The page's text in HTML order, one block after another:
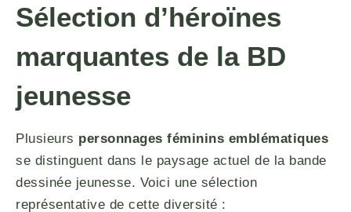
Sélection d’héroïnes
marquantes de la BD
jeunesse
Plusieurs personnages féminins emblématiques
se distinguent dans le paysage actuel de la bande
dessinée jeunesse. Voici une sélection
représentative de cette diversité :